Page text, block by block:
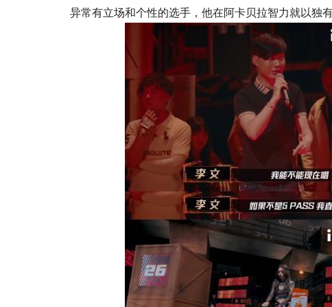
异常有立场和个性的选手，他在阿卡贝拉智力就以独